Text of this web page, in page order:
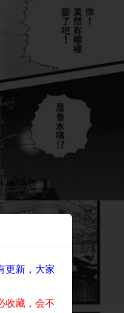
更新，大家
收藏，会不